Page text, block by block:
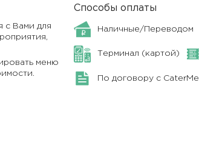
с Вами для
меню
Способы оплаты
Наличные/Переводом
Терминал (картой)
По договору с CaterMe